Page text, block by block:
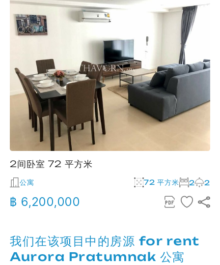
2间卧室 72 平方米
公寓 72 平方米 2 2
฿ 6,200,000
我们在该项目中的房源 for rent
Aurora Pratumnak 公寓